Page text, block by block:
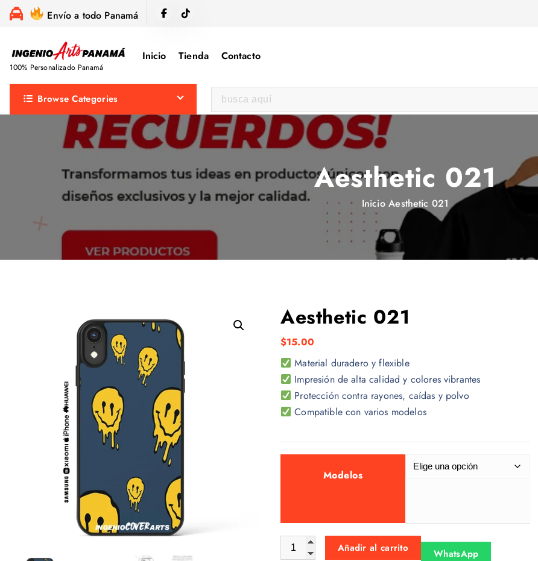
Envío a todo Panamá
100% Personalizado Panamá
Inicio Tienda Contacto
Browse Categories
u
s
c
r
Aesthetic 021
Inicio Aesthetic 021
Aesthetic 021
$15.00
Material duradero y flexible
Impresión de alta calidad y colores vibrantes
Protección contra rayones, caídas y polvo
Compatible con varios modelos
Modelos
Aesthetic 021 cantidad
Añadir al carrito WhatsApp